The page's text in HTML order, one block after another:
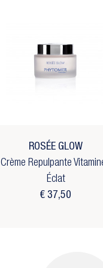
ROSÉE GLOW
Crème Repulpante
Éclat
€ 37,50